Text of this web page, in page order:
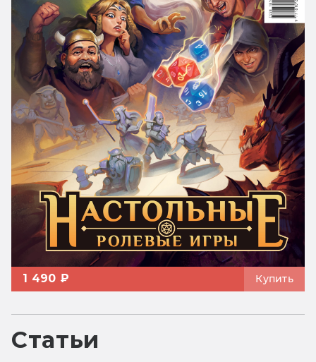
1 490 ₽ Купить
Статьи